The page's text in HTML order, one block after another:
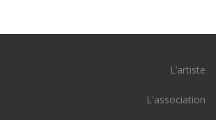
L’artiste
L'association